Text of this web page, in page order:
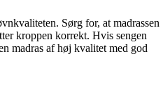
Sørg for, at madrassen
kroppen korrekt. Hvis sengen
madras af høj kvalitet med god